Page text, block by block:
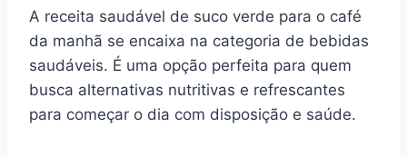
A receita saudável de suco verde para o café
da manhã se encaixa na categoria de bebidas
saudáveis. É uma opção perfeita para quem
busca alternativas nutritivas e refrescantes
para começar o dia com disposição e saúde.